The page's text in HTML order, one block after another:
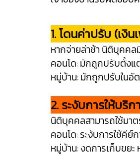
1. โดนค่าปรับ (เงิน
หากจ่ายล่าช้า นิติบุคคล
คอนโด: มักถูกปรับตั้งแ
หมู่บ้าน: มักถูกปรับในอั
2. ระงับการให้บริ
นิติบุคคลสามารถใช้มา
คอนโด: ระงับการใช้คีย์
หมู่บ้าน: งดการเก็บขยะ